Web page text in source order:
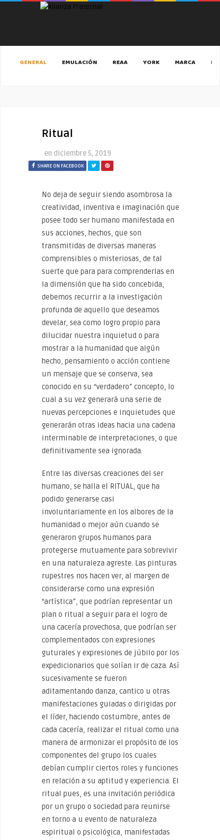
GENERAL EMULACIÓN REAA YORK MARCA
Ritual
en diciembre 5, 2019
SHARE ON FACEBOOK
No deja de seguir siendo asombrosa la
creatividad, inventiva e imaginación que
posee todo ser humano manifestada en
sus acciones, hechos, que son
transmitidas de diversas maneras
comprensibles o misteriosas, de tal
suerte que para para comprenderlas en
la dimensión que ha sido concebida,
debemos recurrir a la investigación
profunda de aquello que deseamos
develar, sea como logro propio para
dilucidar nuestra inquietud o para
mostrar a la humanidad que algún
hecho, pensamiento o acción contiene
un mensaje que se conserva, sea
conocido en su “verdadero” concepto, lo
cual a su vez generará una serie de
nuevas percepciones e inquietudes que
generarán otras ideas hacia una cadena
interminable de interpretaciones, o que
definitivamente sea ignorada.
Entre las diversas creaciones del ser
humano, se halla el RITUAL, que ha
podido generarse casi
involuntariamente en los albores de la
humanidad o mejor aún cuando se
generaron grupos humanos para
protegerse mutuamente para sobrevivir
en una naturaleza agreste. Las pinturas
rupestres nos hacen ver, al margen de
considerarse como una expresión
“artística”, que podrían representar un
plan o ritual a seguir para el logro de
una cacería provechosa, que podrían ser
complementados con expresiones
guturales y expresiones de júbilo por los
expedicionarios que solían ir de caza. Así
sucesivamente se fueron
aditamentando danza, cantico u otras
manifestaciones guiadas o dirigidas por
el líder, haciendo costumbre, antes de
cada cacería, realizar el ritual como una
manera de armonizar el propósito de los
componentes del grupo los cuales
debían cumplir ciertos roles y funciones
en relación a su aptitud y experiencia. El
ritual pues, es una invitación periódica
por un grupo o sociedad para reunirse
en torno a u evento de naturaleza
espiritual o psicológica, manifestadas